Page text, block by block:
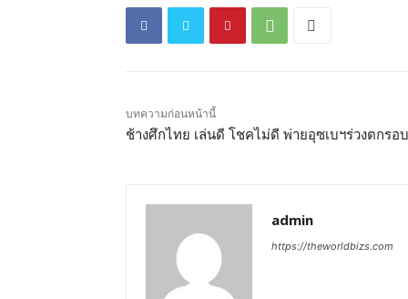
บทความก่อนหน้านี้
ช้างศึกไทย เล่นดี โชคไม่ดี พ่ายอุซเบฯร่วงตกรอบ
admin
https://theworldbizs.com